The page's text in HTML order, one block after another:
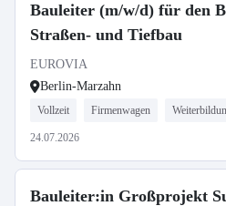
Bauleiter (m/w/d) für den
Straßen- und Tiefbau
EUROVIA
Berlin-Marzahn
Vollzeit Firmenwagen
24.07.2026
Bauleiter:in Großprojekt